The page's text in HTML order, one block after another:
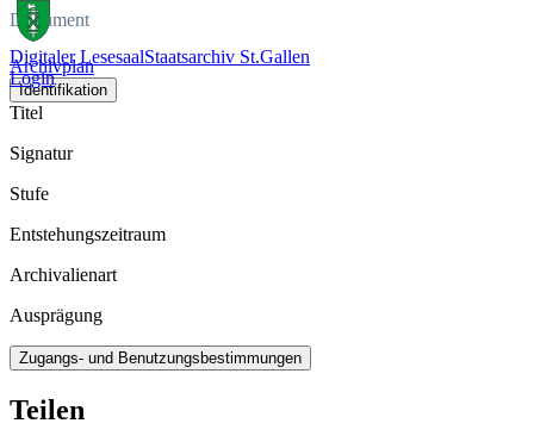
Digitaler LesesaalStaatsarchiv St.Gallen
Login
Dokument
Archivplan
Identifikation
Titel
Signatur
Stufe
Entstehungszeitraum
Archivalienart
Ausprägung
Zugangs- und Benutzungsbestimmungen
Teilen